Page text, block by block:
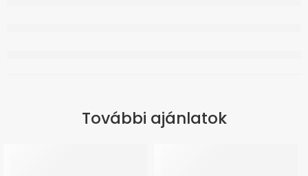
További ajánlatok